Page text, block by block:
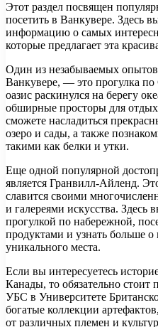
Этот раздел посвящен
посетить в Ванкувере. Здесь
информацию о самых
которые предлагает эта
Один из незабываемых
Ванкувере, — это прогулка
оазис раскинулся на берегу
обширные просторы для
сможете насладиться
озеро и сады, а также
такими как белки и утки.
Еще одной популярной
является Гранвилл-Айленд.
славится своими
и галереями искусства. Здесь
прогулкой по набережной,
продуктами и узнать больше о
уникального места.
Если вы интересуетесь
Канады, то обязательно стоит
УБС в Университете
богатые коллекции
от различных племен и